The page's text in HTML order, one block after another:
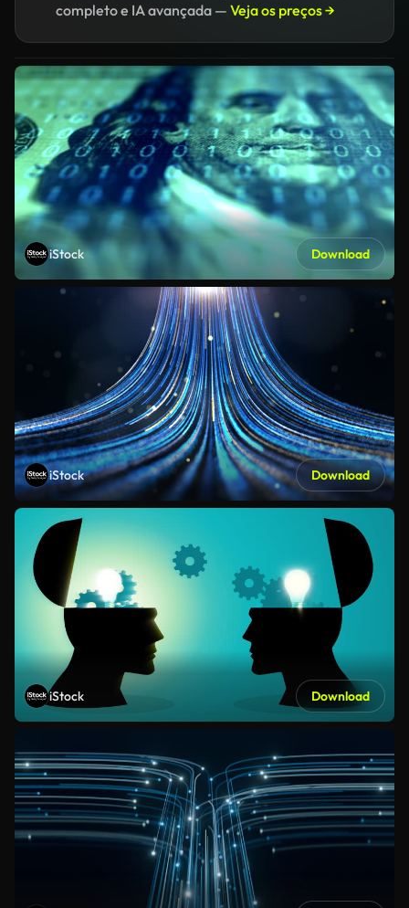
completo e IA avançada — Veja os preços →
iStock Download
iStock Download
iStock Download